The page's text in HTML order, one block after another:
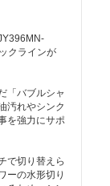
クラインが
「バブルシャ
汚れやシンク
を強力にサポ
で切り替えら
ーの水形切り